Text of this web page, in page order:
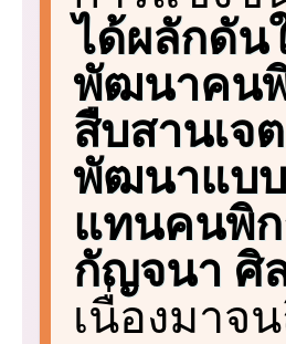
ได้ผลักดัน
พัฒนาคนพิ
สืบสานเจ
พัฒนาแบ
แทนคนพิก
กัญจนา ศิ
เนื่องมาจ